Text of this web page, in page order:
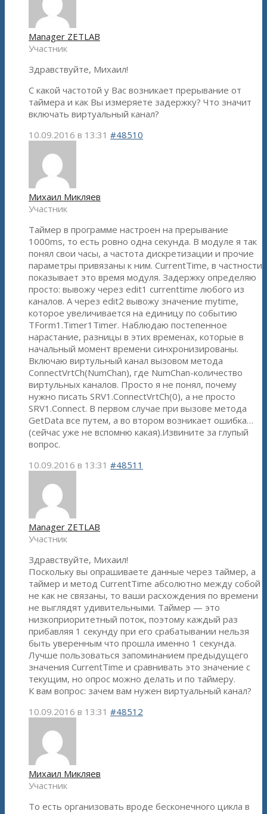
Manager ZETLAB
Участник
Здравствуйте, Михаил!
С какой частотой у Вас возникает прерывание от
таймера и как Вы измеряете задержку? Что значит
включать виртуальный канал?
10.09.2016 в 13:31 #48510
Михаил Микляев
Участник
Таймер в программе настроен на прерывание
1000ms, то есть ровно одна секунда. В модуле я так
понял свои часы, а частота дискретизации и прочие
параметры привязаны к ним. CurrentTime, в частности
показывает это время модуля. Задержку определяю
просто: вывожу через edit1 currenttime любого из
каналов. А через edit2 вывожу значение mytime,
которое увеличивается на единицу по событию
TForm1.Timer1Timer. Наблюдаю постепенное
нарастание, разницы в этих временах, которые в
начальный момент времени синхронизированы.
Включаю виртульный канал вызовом метода
ConnectVrtCh(NumChan), где NumChan-количество
виртульных каналов. Просто я не понял, почему
нужно писать SRV1.ConnectVrtCh(0), а не просто
SRV1.Connect. В первом случае при вызове метода
GetData все путем, а во втором возникает ошибка…
(сейчас уже не вспомню какая).Извините за глупый
вопрос.
10.09.2016 в 13:31 #48511
Manager ZETLAB
Участник
Здравствуйте, Михаил!
Поскольку вы опрашиваете данные через таймер, а
таймер и метод CurrentTime абсолютно между собой
не как не связаны, то ваши расхождения по времени
не выглядят удивительными. Таймер — это
низкоприоритетный поток, поэтому каждый раз
прибавляя 1 секунду при его срабатывании нельзя
быть уверенным что прошла именно 1 секунда.
Лучше пользоваться запоминанием предыдущего
значения CurrentTime и сравнивать это значение с
текущим, но опрос можно делать и по таймеру.
К вам вопрос: зачем вам нужен виртуальный канал?
10.09.2016 в 13:31 #48512
Михаил Микляев
Участник
То есть организовать вроде бесконечного цикла в